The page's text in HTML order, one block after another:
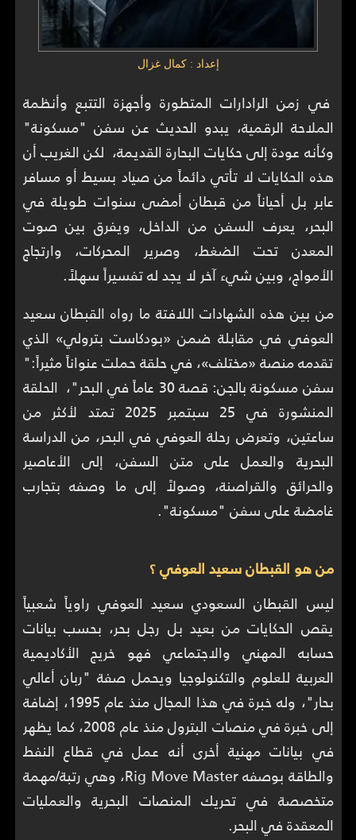
إعداد : كمال غزال
في زمن الرادارات المتطورة وأجهزة التتبع وأنظمة
الملاحة الرقمية، يبدو الحديث عن سفن "مسكونة"
وكأنه عودة إلى حكايات البحارة القديمة، لكن الغريب أن
هذه الحكايات لا تأتي دائماً من صياد بسيط أو مسافر
عابر بل أحياناً من قبطان أمضى سنوات طويلة في
البحر، يعرف السفن من الداخل، ويفرق بين صوت
المعدن تحت الضغط، وصرير المحركات، وارتجاج
الأمواج، وبين شيء آخر لا يجد له تفسيراً سهلاً.
من بين هذه الشهادات اللافتة ما رواه القبطان سعيد
العوفي في مقابلة ضمن «بودكاست بترولي» الذي
تقدمه منصة «مختلف»، في حلقة حملت عنواناً مثيراً:"
سفن مسكونة بالجن: قصة 30 عاماً في البحر"، الحلقة
المنشورة في 25 سبتمبر 2025 تمتد لأكثر من
ساعتين، وتعرض رحلة العوفي في البحر، من الدراسة
البحرية والعمل على متن السفن، إلى الأعاصير
والحرائق والقراصنة، وصولاً إلى ما وصفه بتجارب
غامضة على سفن "مسكونة".
من هو القبطان سعيد العوفي ؟
ليس القبطان السعودي سعيد العوفي راوياً شعبياً
يقص الحكايات من بعيد بل رجل بحر، بحسب بيانات
حسابه المهني والاجتماعي فهو خريج الأكاديمية
العربية للعلوم والتكنولوجيا ويحمل صفة "ربان أعالي
بحار"، وله خبرة في هذا المجال منذ عام 1995، إضافة
إلى خبرة في منصات البترول منذ عام 2008، كما يظهر
في بيانات مهنية أخرى أنه عمل في قطاع النفط
والطاقة بوصفه Rig Move Master، وهي رتبة/مهمة
متخصصة في تحريك المنصات البحرية والعمليات
المعقدة في البحر.